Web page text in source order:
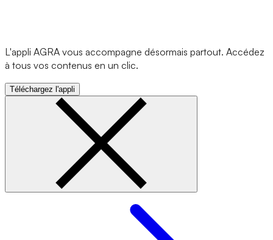
L'appli AGRA vous accompagne désormais partout. Accédez
à tous vos contenus en un clic.
Téléchargez l'appli